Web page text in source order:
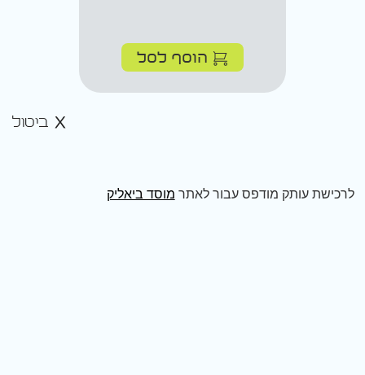
הוסף לסל
ביטול
לרכישת עותק מודפס עבור לאתר מוסד ביאליק